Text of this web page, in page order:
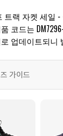
트랙 자켓 세일
코드는
업데이트되니
가이드